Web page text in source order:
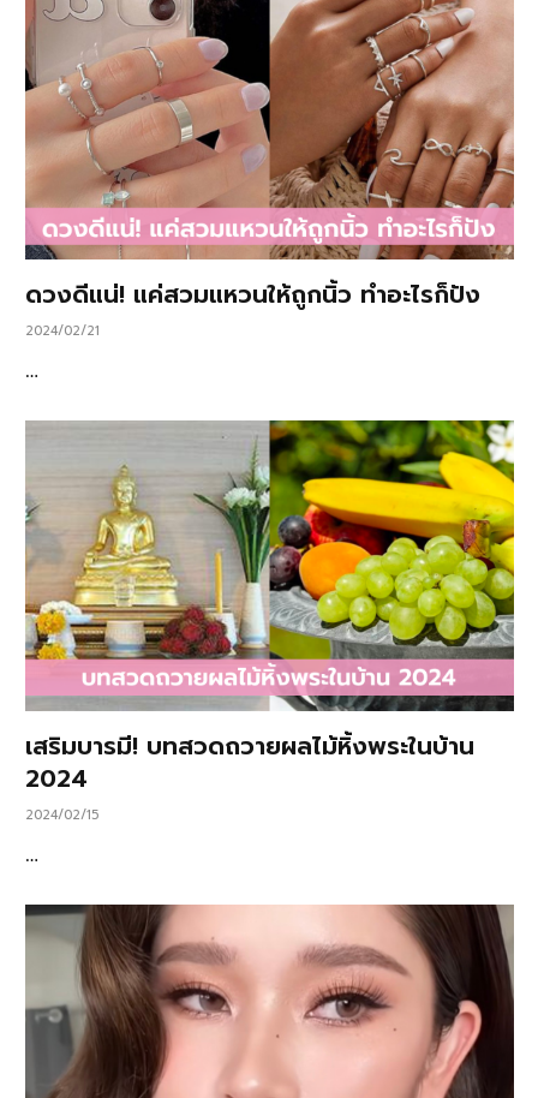
ดวงดีแน่! แค่สวมแหวนให้ถูกนิ้ว ทำอะไรก็ปัง
2024/02/21
…
เสริมบารมี! บทสวดถวายผลไม้หิ้งพระในบ้าน
2024
2024/02/15
…